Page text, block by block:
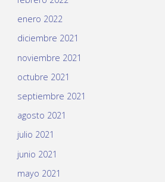
enero 2022
diciembre 2021
noviembre 2021
octubre 2021
septiembre 2021
agosto 2021
julio 2021
junio 2021
mayo 2021